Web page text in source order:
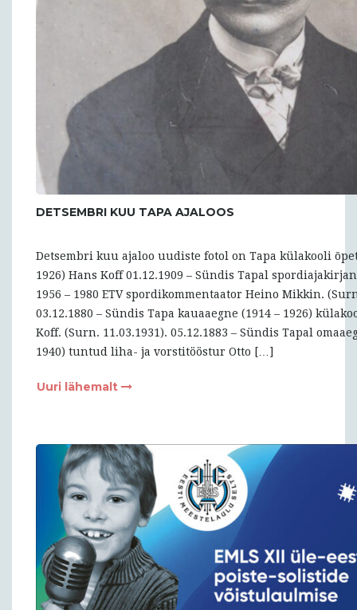
DETSEMBRI KUU TAPA AJALOOS
Detsembri kuu ajaloo uudiste fotol on Tapa külakooli
1926) Hans Koff 01.12.1909 – Sündis Tapal
1956 – 1980 ETV spordikommentaator Heino Mikkin.
03.12.1880 – Sündis Tapa kauaaegne (1914 – 1926)
Koff. (Surn. 11.03.1931). 05.12.1883 – Sündis Tapal
1940) tuntud liha- ja vorstitööstur Otto […]
Uuri lähemalt